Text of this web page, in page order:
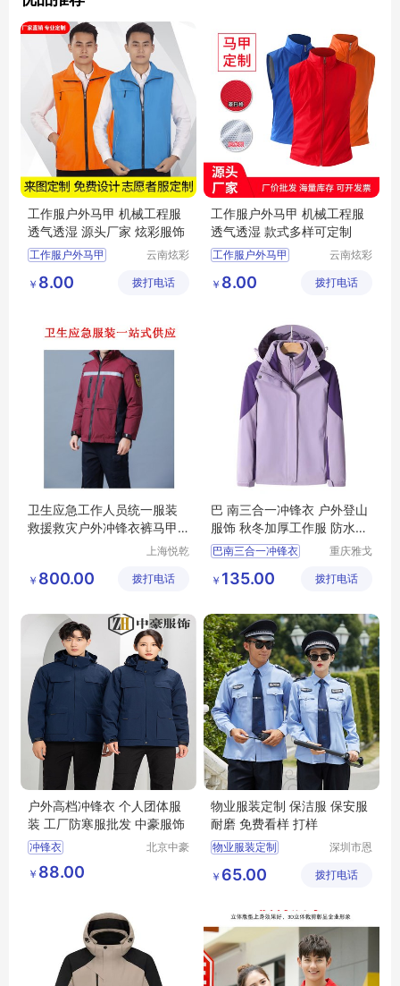
工作服户外马甲 机械工程服
透气透湿 源头厂家 炫彩服饰
工作服户外马甲
工作服户外马甲价格
云南炫彩
公司
￥ 8.00 拨打电话
工作服户外马甲 机械工程服
透气透湿 款式多样可定制
工作服户外马甲
工作服户外马甲价格
云南炫彩
公司
￥ 8.00 拨打电话
卫生应急工作人员统一服装
救援救灾户外冲锋衣裤马甲
上海悦乾
公司
￥ 800.00 拨打电话
巴 南三合一冲锋衣 户外登山
服饰 秋冬加厚工作服 防水透
气工装
巴南三合一冲锋衣
秋冬加厚工作服
重庆雅戈
有限公司
￥ 135.00 拨打电话
户外高档冲锋衣 个人团体服
装 工厂防寒服批发 中豪服饰
冲锋衣
北京中豪
￥ 88.00
物业服装定制 保洁服 保安服
耐磨 免费看样 打样
物业服装定制
物业工程服
物业服装
深圳市恩
限公司
￥ 65.00 拨打电话